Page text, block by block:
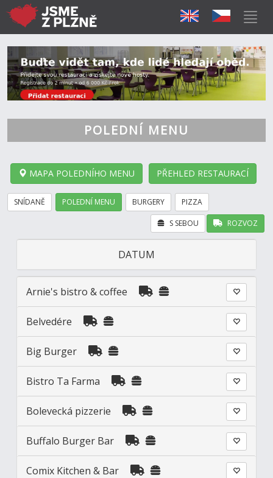
POLEDNÍ MENU
MAPA POLEDNÍHO MENU PŘEHLED RESTAURACÍ
SNÍDANĚ POLEDNÍ MENU BURGERY PIZZA
ROZVOZ
S SEBOU
DATUM
Arnie's bistro & coffee
Belvedére
Big Burger
Bistro Ta Farma
Bolevecká pizzerie
Buffalo Burger Bar
Comix Kitchen & Bar